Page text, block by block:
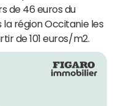
de 46 euros du
région Occitanie les
de 101 euros/m2.